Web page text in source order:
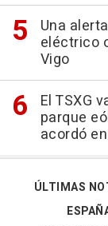
Una
eléctrico
Vigo
El TSXG
parque
acordó
ÚLTIMAS